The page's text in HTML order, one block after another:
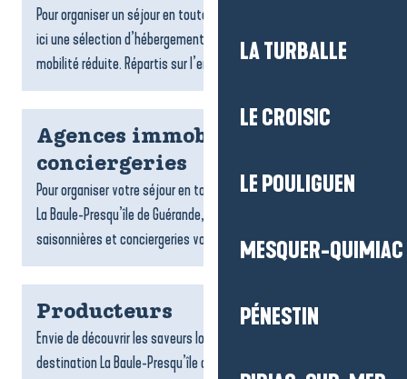
LA TURBALLE
LE CROISIC
LE POULIGUEN
MESQUER-QUIMIAC
PÉNESTIN
Pour organiser un séjour en toute tranquillité, on vous propose
ici une sélection d’hébergements accessibles aux personnes à
mobilité réduite. Répartis sur l’ensemble du...
Agences immobilières et
conciergeries
Pour organiser votre séjour en toute sérénité sur la destination
La Baule-Presqu’île de Guérande, les agences de locations
saisonnières et conciergeries vous accompagnent dans...
Producteurs
Envie de découvrir les saveurs locales ? Les producteurs de la
destination La Baule-Presqu’île de Guérande vous invitent à